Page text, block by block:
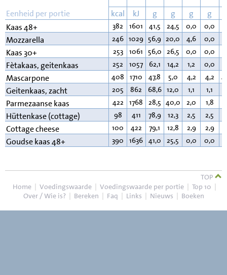
Eenheid per portie kcal kJ g g g g
Kaas 48+
382 1601 41,5 24,5 0,0 0,0
Mozzarella 246 1029 56,9 20,0 4,6 0,0
Kaas 30+ 253 1061 56,0 26,5 0,0 0,0
Fètakaas, geitenkaas 252 1057 62,1 14,2 1,2 0,0
Mascarpone 408 1710 47,8 5,0 4,2 4,2
Geitenkaas, zacht 205 862 68,6 12,0 1,1 1,1
Parmezaanse kaas 422 1768 28,5 40,0 2,0 1,8
Hüttenkase (cottage) 98 411 78,9 12,3 2,5 2,5
Cottage cheese 100 422 79,1 12,8 2,9 2,9
Goudse kaas 48+ 390 1636 41,0 25,5 0,0 0,0
TOP
Home | Voedingswaarde | Voedingswaarde per portie | Top 10 |
Over / Wie is? | Bereken | Faq | Links | Nieuws | Boeken